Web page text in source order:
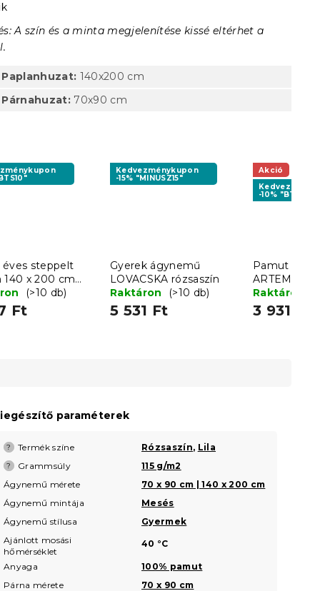
A szín és a minta megjelenítése kissé eltérhet a
Paplanhuzat: 140x200 cm
Párnahuzat: 70x90 cm
éves steppelt
140 x 200 cm
70 x 90 cm
(>10 db)
Ft
Kedvezménykupon
-15% "MINUSZ15"
Gyerek ágynemű
LOVACSKA rózsaszín
Raktáron
(>10 db)
5 531 Ft
Akció
-10% "BTS10"
Pamut
ARTEMIS
Raktáron
3 931 Ft
paraméterek
? Termék színe Rózsaszín, Lila
? Grammsúly
115 g/m2
Ágynemű mérete
70 x 90 cm | 140 x 200 cm
Ágynemű mintája
Mesés
Ágynemű stílusa
Gyermek
Ajánlott mosási
hőmérséklet
40 °C
Anyaga
100% pamut
Párna mérete
70 x 90 cm